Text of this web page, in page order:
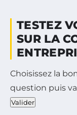
TESTEZ
SUR LA
Choisissez la
question puis
Valider